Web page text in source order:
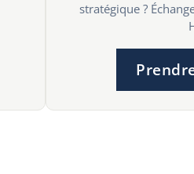
stratégique ?